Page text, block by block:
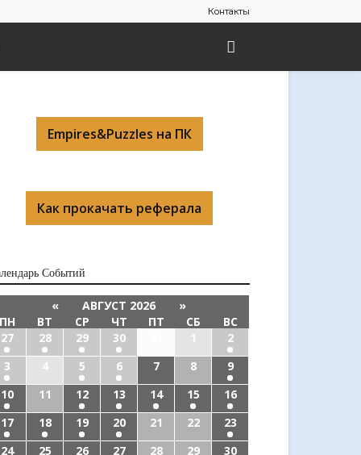
Контакты
Empires&Puzzles на ПК
Как прокачать реферала
Cобытий
« АВГУСТ 2026
»
ПН
ВТ СР ЧТ ПТ СБ
ВС
27
28 29 30 1
2
3
4 5 6 7 8
9
10
11 12 13 14 15
16
17
18 19 20 21 22
23
24
25 26 27 28 29
30